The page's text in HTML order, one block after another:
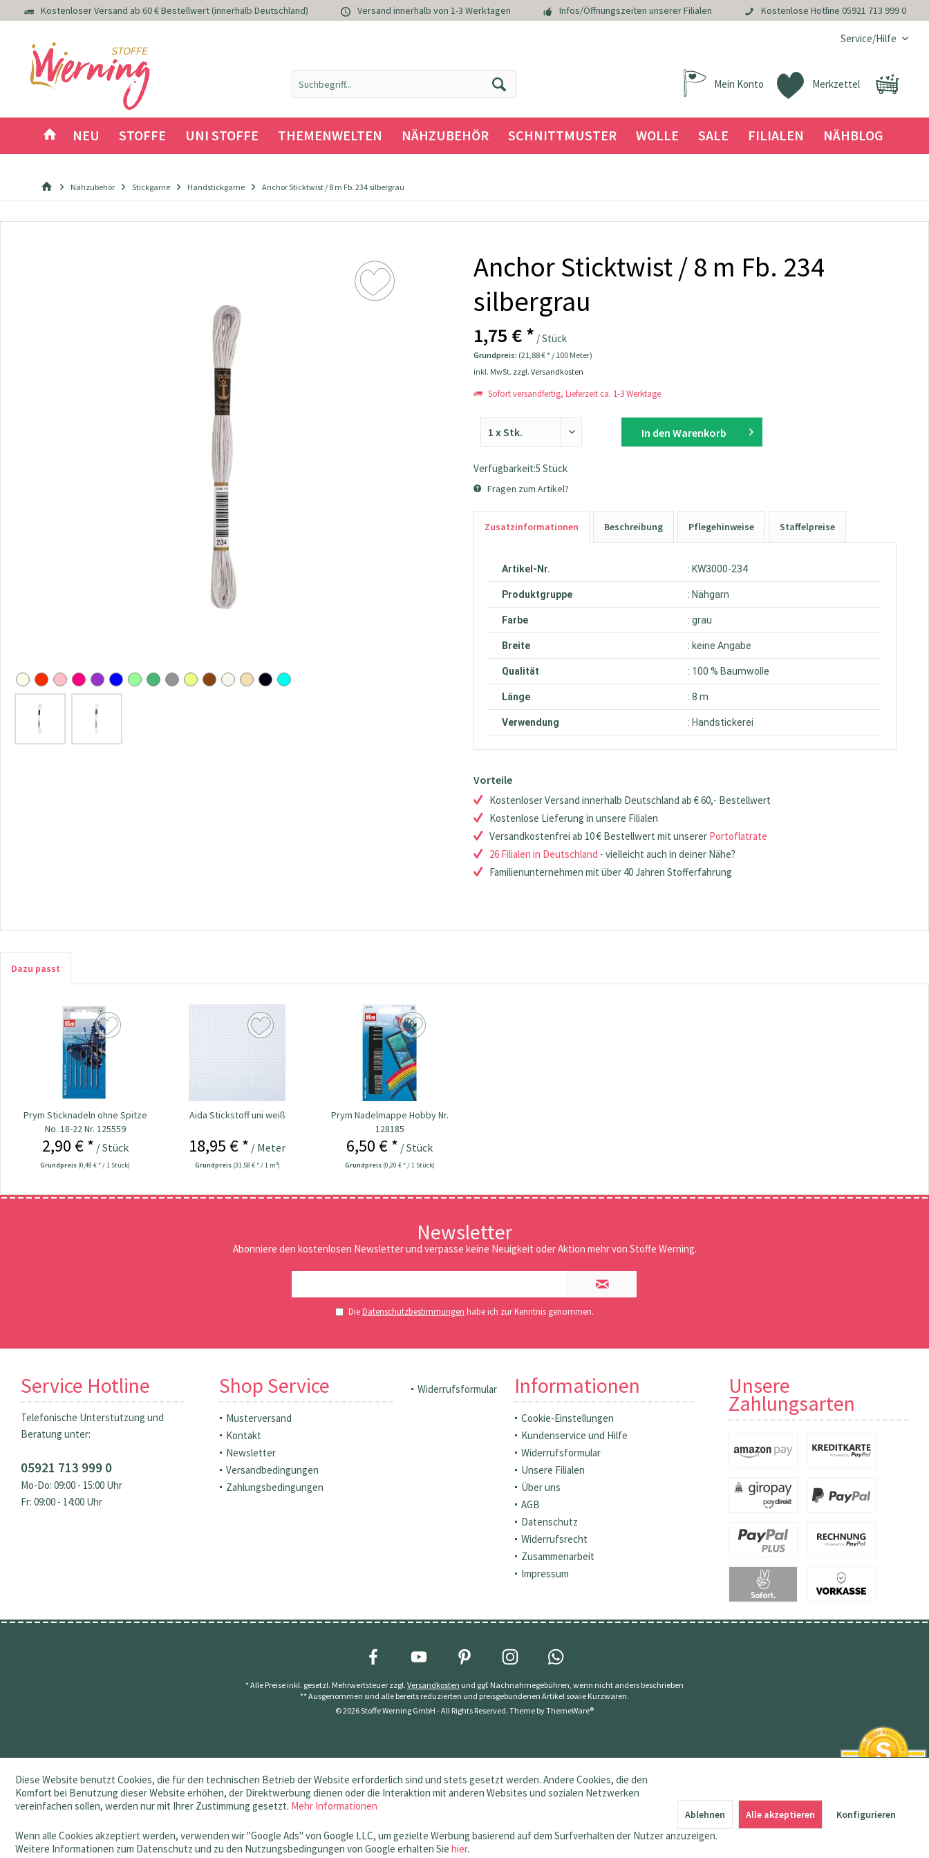
Kostenloser Versand ab 60 € Bestellwert (innerhalb Deutschland) Versand innerhalb von 1-3 Werktagen Infos/Öffnungszeiten unserer Filialen Kostenlose Hotline 05921 713 999 0
Service/Hilfe
Merkzettel
Mein Konto
NEU STOFFE UNI STOFFE THEMENWELTEN NÄHZUBEHÖR SCHNITTMUSTER WOLLE SALE FILIALEN NÄHBLOG
Nähzubehör Stickgarne Handstickgarne Anchor Sticktwist / 8 m Fb. 234 silbergrau
Anchor Sticktwist / 8 m Fb. 234
silbergrau
1,75 € * / Stück
Grundpreis: (21,88 € * / 100 Meter)
inkl. MwSt. zzgl. Versandkosten
Sofort versandfertig, Lieferzeit ca. 1-3 Werktage
In den Warenkorb
Verfügbarkeit:5 Stück
Fragen zum Artikel?
Zusatzinformationen Beschreibung Pflegehinweise Staffelpreise
Artikel-Nr. : KW3000-234
Produktgruppe : Nähgarn
Farbe : grau
Breite : keine Angabe
Qualität : 100 % Baumwolle
Länge : 8 m
Verwendung : Handstickerei
Vorteile
Kostenloser Versand innerhalb Deutschland ab € 60,- Bestellwert
Kostenlose Lieferung in unsere Filialen
Versandkostenfrei ab 10 € Bestellwert mit unserer Portoflatrate
26 Filialen in Deutschland - vielleicht auch in deiner Nähe?
Familienunternehmen mit über 40 Jahren Stofferfahrung
Dazu passt
Prym Sticknadeln ohne Spitze
No. 18-22 Nr. 125559
2,90 € * / Stück
Grundpreis (0,48 € * / 1 Stück)
Aida Stickstoff uni weiß
18,95 € * / Meter
Grundpreis (31,58 € * / 1 m²)
Prym Nadelmappe Hobby Nr.
128185
6,50 € * / Stück
Grundpreis (0,20 € * / 1 Stück)
Newsletter
Abonniere den kostenlosen Newsletter und verpasse keine Neuigkeit oder Aktion mehr von Stoffe Werning.
DieDatenschutzbestimmungen habe ich zur Kenntnis genommen.
Service Hotline
Telefonische Unterstützung und
Beratung unter:
05921 713 999 0
Mo-Do: 09:00 - 15:00 Uhr
Fr: 09:00 - 14:00 Uhr
Shop Service
Musterversand
Kontakt
Newsletter
Versandbedingungen
Zahlungsbedingungen
Widerrufsformular Informationen
Cookie-Einstellungen
Kundenservice und Hilfe
Widerrufsformular
Unsere Filialen
Über uns
AGB
Datenschutz
Widerrufsrecht
Zusammenarbeit
Impressum
Unsere
Zahlungsarten
* Alle Preise inkl. gesetzl. Mehrwertsteuer zzgl. Versandkosten und ggf. Nachnahmegebühren, wenn nicht anders beschrieben
** Ausgenommen sind alle bereits reduzierten und preisgebundenen Artikel sowie Kurzwaren.
© 2026 Stoffe Werning GmbH - All Rights Reserved. Theme byThemeWare®
Diese Website benutzt Cookies, die für den technischen Betrieb der Website erforderlich sind und stets gesetzt werden. Andere Cookies, die den
Komfort bei Benutzung dieser Website erhöhen, der Direktwerbung dienen oder die Interaktion mit anderen Websites und sozialen Netzwerken
vereinfachen sollen, werden nur mit Ihrer Zustimmung gesetzt. Mehr Informationen
Wenn alle Cookies akzeptiert werden, verwenden wir "Google Ads" von Google LLC, um gezielte Werbung basierend auf dem Surfverhalten der Nutzer anzuzeigen.
Weitere Informationen zum Datenschutz und zu den Nutzungsbedingungen von Google erhalten Sie hier.
Ablehnen Alle akzeptieren Konfigurieren
aus 145 Bewertungen